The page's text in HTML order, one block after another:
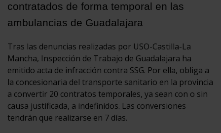
contratados de forma temporal en las
ambulancias de Guadalajara
Tras las denuncias realizadas por USO-Castilla-La
Mancha, Inspección de Trabajo de Guadalajara ha
emitido acta de infracción contra SSG. Por ella, obliga a
la concesionaria del transporte sanitario en la provincia
a convertir 20 contratos temporales, ya sean con o sin
causa justificada, a indefinidos. Las conversiones
tendrán que realizarse en 7 días.